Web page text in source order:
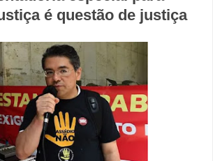
é questão de justiça